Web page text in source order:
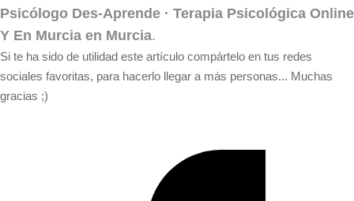
Psicólogo Des-Aprende · Terapia Psicológica Online
Y En Murcia en Murcia.
Si te ha sido de utilidad este artículo compártelo en tus redes
sociales favoritas, para hacerlo llegar a más personas... Muchas
gracias ;)